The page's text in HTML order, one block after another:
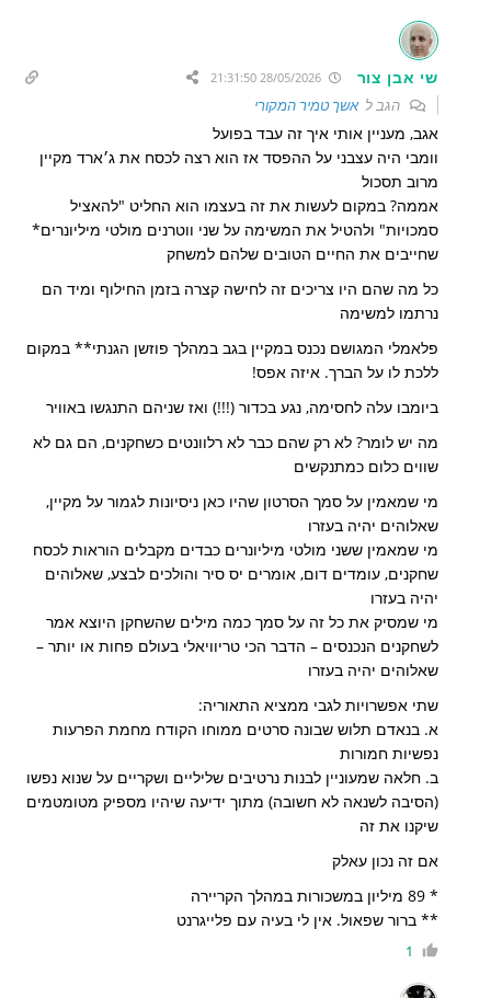
שי אבן צור 28/05/2026 21:31:50
הגב לאשך טמיר המקורי
אגב, מעניין אותי איך זה עבד בפועל
וומבי היה עצבני על ההפסד אז הוא רצה לכסח את ג׳ארד מקיין
מרוב תסכול
אממה? במקום לעשות את זה בעצמו הוא החליט "להאציל
סמכויות" ולהטיל את המשימה על שני ווטרנים מולטי מיליונרים*
שחייבים את החיים הטובים שלהם למשחק
כל מה שהם היו צריכים זה לחישה קצרה בזמן החילוף ומיד הם
נרתמו למשימה
פלאמלי המגושם נכנס במקיין בגב במהלך פוזשן הגנתי** במקום
ללכת לו על הברך. איזה אפס!
ביומבו עלה לחסימה, נגע בכדור (!!!) ואז שניהם התנגשו באוויר
מה יש לומר? לא רק שהם כבר לא רלוונטים כשחקנים, הם גם לא
שווים כלום כמתנקשים
מי שמאמין על סמך הסרטון שהיו כאן ניסיונות לגמור על מקיין,
שאלוהים יהיה בעזרו
מי שמאמין ששני מולטי מיליונרים כבדים מקבלים הוראות לכסח
שחקנים, עומדים דום, אומרים יס סיר והולכים לבצע, שאלוהים
יהיה בעזרו
מי שמסיק את כל זה על סמך כמה מילים שהשחקן היוצא אמר
לשחקנים הנכנסים – הדבר הכי טריוויאלי בעולם פחות או יותר –
שאלוהים יהיה בעזרו
שתי אפשרויות לגבי ממציא התאוריה:
א. בנאדם תלוש שבונה סרטים ממוחו הקודח מחמת הפרעות
נפשיות חמורות
ב. חלאה שמעוניין לבנות נרטיבים שליליים ושקריים על שנוא נפשו
(הסיבה לשנאה לא חשובה) מתוך ידיעה שיהיו מספיק מטומטמים
שיקנו את זה
אם זה נכון עאלק
* 89 מיליון במשכורות במהלך הקריירה
** ברור שפאול. אין לי בעיה עם פלייגרנט
1